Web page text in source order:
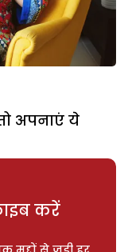
अपनाएं ये
करें